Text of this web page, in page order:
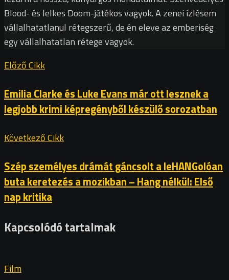
Blood- és lelkes Doom-játékos vagyok. A zenei ízlésem
vállalhatatlanul rétegszerű, de én eleve az emberiség
egy vállalhatatlan rétege vagyok.
Előző Cikk
Emilia Clarke és Luke Evans már ott lesznek a
legjobb krimi képregényből készülő sorozatban
Következő Cikk
Szép személyes drámát gáncsolt a leHANGolóan
buta keretezés a mozikban – Hang nélkül: Első
nap kritika
Kapcsolódó tartalmak
Film